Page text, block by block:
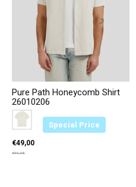
Special Price
Pure Path Honeycomb Shirt
26010206
Color: — Ecru 54
Ecru 54
€49,00
€99,95